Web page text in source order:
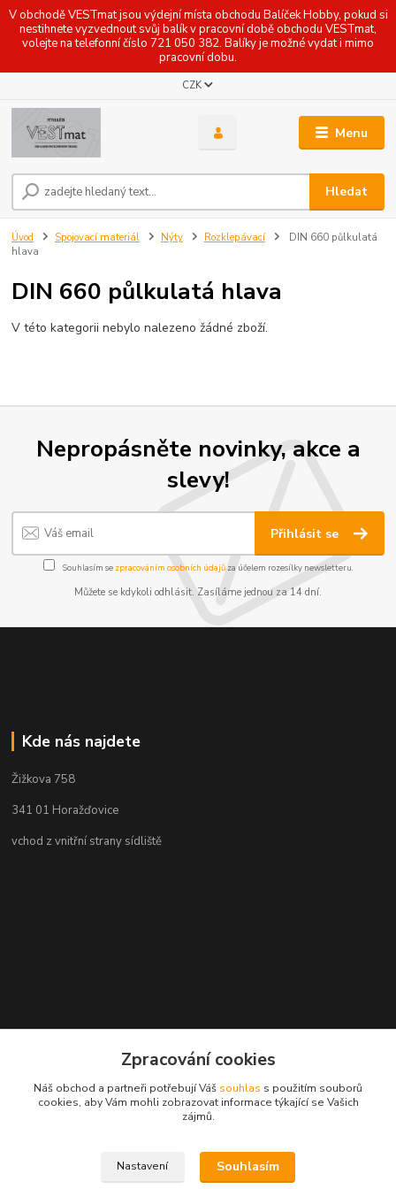
V obchodě VESTmat jsou výdejní místa obchodu Balíček Hobby, pokud si
nestihnete vyzvednout svůj balík v pracovní době obchodu VESTmat,
volejte na telefonní číslo 721 050 382. Balíky je možné vydat i mimo
pracovní dobu.
Menu
CZK
Hledat
Úvod Spojovací materiál Nýty Rozklepávací
DIN 660 půlkulatá
hlava
DIN 660 půlkulatá hlava
V této kategorii nebylo nalezeno žádné zboží.
Nepropásněte novinky, akce a
slevy!
Přihlásit se
Souhlasím se zpracováním osobních údajůza účelem rozesílky newsletteru.
Můžete se kdykoli odhlásit. Zasíláme jednou za 14 dní.
Kde nás najdete
Žižkova 758
341 01 Horažďovice
vchod z vnitřní strany sídliště
Zpracování cookies
Náš obchod a partneři potřebují Váš souhlas s použitím souborů
cookies, aby Vám mohli zobrazovat informace týkající se Vašich
zájmů.
Nastavení Souhlasím